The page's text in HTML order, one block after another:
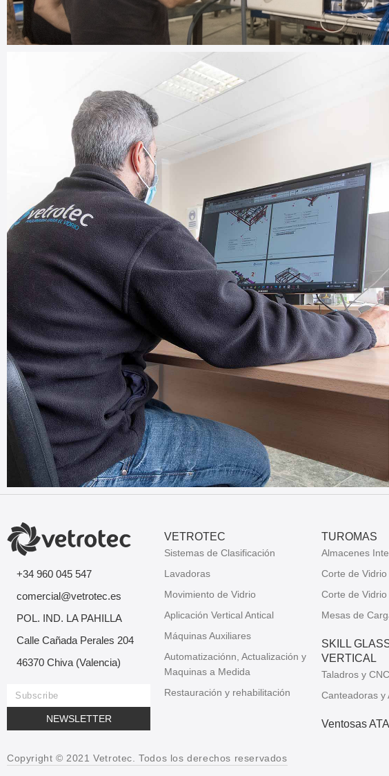
+34 960 045 547
comercial@vetrotec.es
POL. IND. LA PAHILLA
Calle Cañada Perales 204
46370 Chiva (Valencia)
NEWSLETTER
VETROTEC
Sistemas de Clasificación
Lavadoras
Movimiento de Vidrio
Aplicación Vertical Antical
Máquinas Auxiliares
Automatizaciónn, Actualización y
Maquinas a Medida
Restauración y rehabilitación
TUROMAS
Almacenes
Corte de
Corte de
Mesas de
SKILL
VERTICAL
Taladros y
Canteadoras y
Ventosas ATA
Copyright © 2021 Vetrotec. Todos los derechos reservados